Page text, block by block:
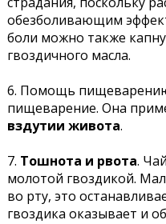
обезболивающим
боли можно также
гвоздичного масла.
6. Помощь
пищеварение. Она
вздутии живота.
7. Тошнота и рвота.
молотой гвоздикой.
во рту, это
гвоздика оказывает и